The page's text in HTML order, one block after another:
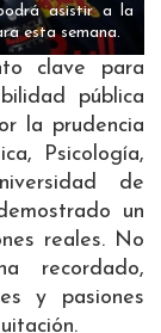
asistir a la
esta semana.
clave para
pública
la prudencia
Psicología,
de
un
reales. No
recordado,
y pasiones